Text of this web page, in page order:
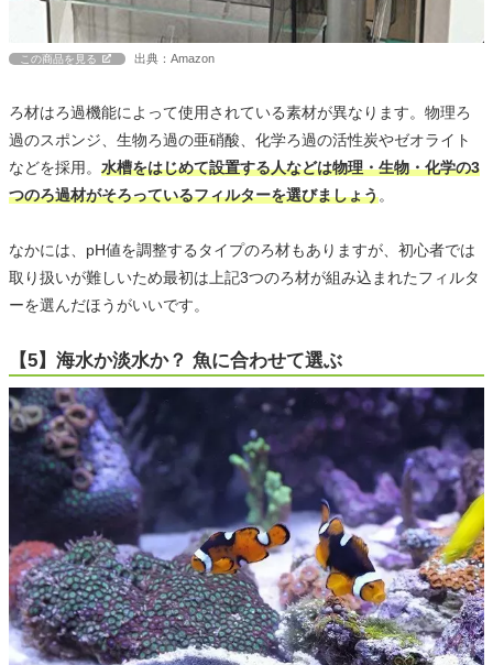
この商品を見る 出典：Amazon
ろ材はろ過機能によって使用されている素材が異なります。物理ろ
過のスポンジ、生物ろ過の亜硝酸、化学ろ過の活性炭やゼオライト
などを採用。 水槽をはじめて設置する人などは物理・生物・化学の3
つのろ過材がそろっているフィルターを選びましょう。
なかには、pH値を調整するタイプのろ材もありますが、初心者では
取り扱いが難しいため最初は上記3つのろ材が組み込まれたフィルタ
ーを選んだほうがいいです。
【5】海水か淡水か？ 魚に合わせて選ぶ